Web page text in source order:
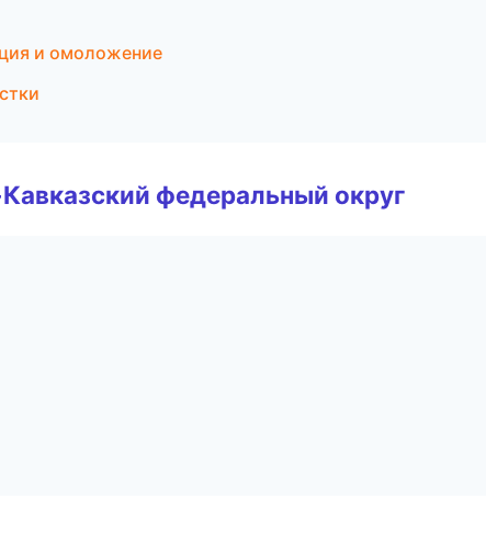
и омоложение
федеральный округ